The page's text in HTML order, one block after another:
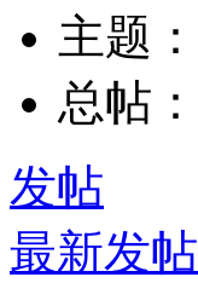
主题：
总帖：
发帖
最新发帖